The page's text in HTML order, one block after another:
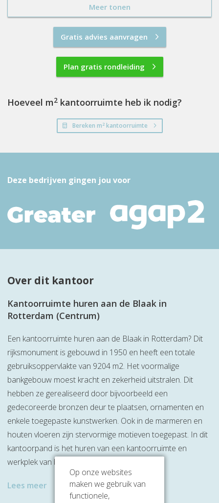
Meer tonen
Gratis advies aanvragen
Plan gratis rondleiding
Hoeveel m2 kantoorruimte heb ik nodig?
Bereken m2kantoorruimte
Deze bedrijven gingen jou voor
Over dit kantoor
Kantoorruimte huren aan de Blaak in
Rotterdam (Centrum)
Een kantoorruimte huren aan de Blaak in Rotterdam? Dit
rijksmonument is gebouwd in 1950 en heeft een totale
gebruiksoppervlakte van 9204 m2. Het voormalige
bankgebouw moest kracht en zekerheid uitstralen. Dit
hebben ze gerealiseerd door bijvoorbeeld een
gedecoreerde bronzen deur te plaatsen, ornamenten en
enkele toegepaste kunstwerken. Ook in de marmeren en
houten vloeren zijn stervormige motieven toegepast. In dit
kantoorpand is het huren van een kantoorruimte en
werkplek van bijna elke oppervlakte mogelijk.
Lees meer
Op onze websites
maken we gebruik van
functionele,